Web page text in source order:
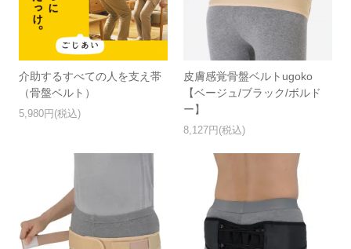
介助するすべての人を支え帯
（骨盤ベルト）
5,980円(税込)
皮膚感覚骨盤ベルトugoko
【ベージュ/ブラック/ボルド
ー】
8,127円(税込)